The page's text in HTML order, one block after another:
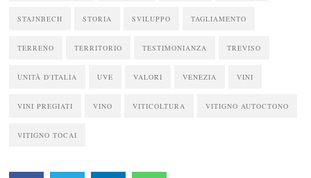
STAJNBECH STORIA SVILUPPO TAGLIAMENTO
TERRENO TERRITORIO TESTIMONIANZA TREVISO
UNITÀ D'ITALIA UVE VALORI VENEZIA VINI
VINI PREGIATI VINO VITICOLTURA VITIGNO AUTOCTONO
VITIGNO TOCAI